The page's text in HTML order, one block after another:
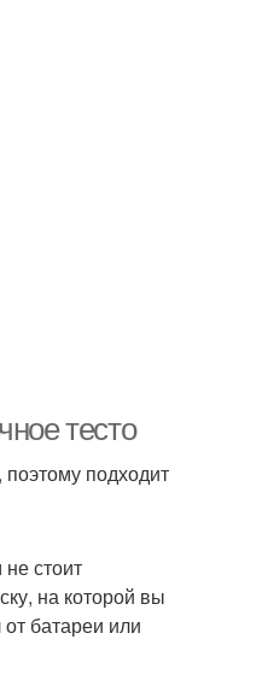
тесто
подходит
стоит
на которой вы
батареи или